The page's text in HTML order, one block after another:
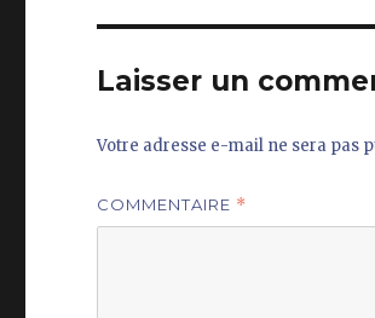
Laisser un
Votre adresse e-mail ne sera pas
COMMENTAIRE *